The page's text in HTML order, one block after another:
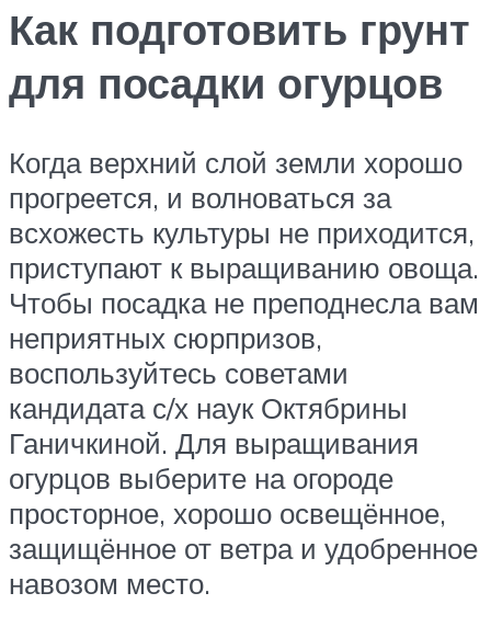
Как подготовить грунт
для посадки огурцов
Когда верхний слой земли хорошо
прогреется, и волноваться за
всхожесть культуры не приходится,
приступают к выращиванию овоща.
Чтобы посадка не преподнесла вам
неприятных сюрпризов,
воспользуйтесь советами
кандидата с/х наук Октябрины
Ганичкиной. Для выращивания
огурцов выберите на огороде
просторное, хорошо освещённое,
защищённое от ветра и удобренное
навозом место.